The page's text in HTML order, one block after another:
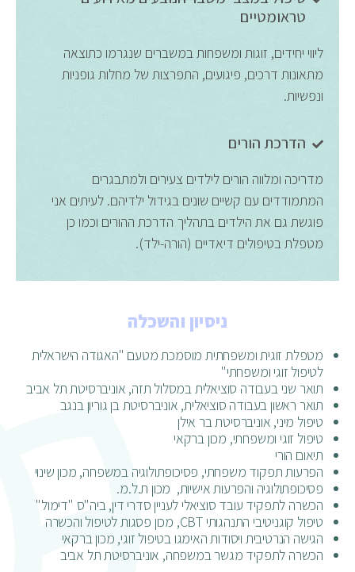
טראומטיים
ליווי יחידים, זוגות ומשפחות במשברים שנגרמו כתוצאה
מתאונות דרכים, פיגועים, התפרצות של מחלות גופניות
ונפשיות.
הדרכת הורים
מדריכה ומלווה הורים לילדים צעירים ולמתבגרים
המתמודדים עם קשיים שונים בגידול ילדיהם. לעיתים אני
פוגשת גם את הילדים בתהליך הדרכת ההורים וכמו כן
מטפלת בטיפולים דיאדיים (הורה-ילד).
ניסיון והשכלה
מטפלת זוגית ומשפחתית מוסמכת מטעם "האגודה הישראלית
לטיפול זוגי ומשפחתי"
תואר שני בעבודה סוציאלית במסלול תזה, אוניברסיטת תל אביב
תואר ראשון בעבודה סוציאלית, אוניברסיטת בן גוריון בנגב
טיפול מיני, אוניברסיטת בר אילן
טיפול זוגי ומשפחתי, מכון ברקאי
תיאום הורי
הפרעות תפקוד משפחתי, פסיכופתולוגיה במשפחה, מכון שינוי
פסיכופתולוגיה והפרעות אישיות, מכון ת.ל.מ.
הכשרה לתפקיד עובד סוציאלי לעניין סדרי דין, ביה"ס "דימול"
טיפול קוגניטיבי התנהגותי CBT, מכון פסגות לטיפול והכשרה
הגישה הנרטיבית ויסודות האימגו בטיפול זוגי, מכון ברקאי
הכשרה לתפקיד מגשר במשפחה, אוניברסיטת תל אביב